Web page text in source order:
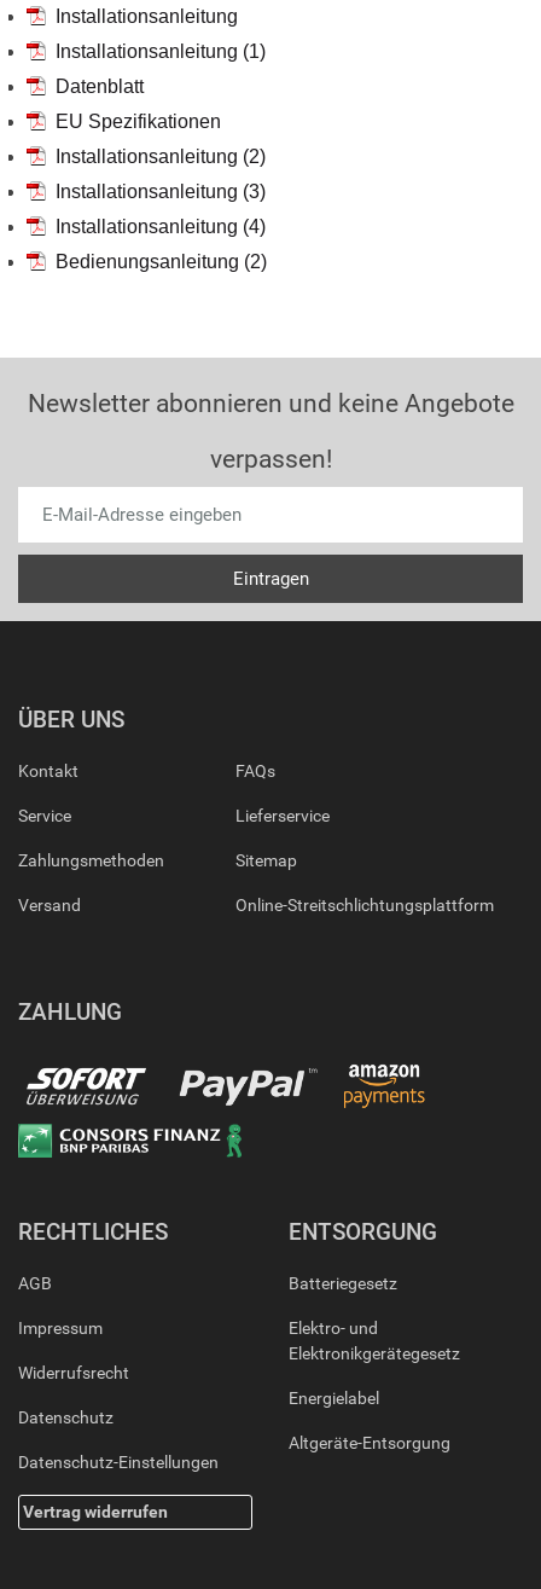
Installationsanleitung
Installationsanleitung (1)
Datenblatt
EU Spezifikationen
Installationsanleitung (2)
Installationsanleitung (3)
Installationsanleitung (4)
Bedienungsanleitung (2)
Newsletter abonnieren und keine Angebote
verpassen!
ÜBER UNS
Kontakt
Service
Zahlungsmethoden
Versand
FAQs
Lieferservice
Sitemap
Online-Streitschlichtungsplattform
ZAHLUNG
RECHTLICHES
AGB
Impressum
Widerrufsrecht
Datenschutz
Datenschutz-Einstellungen
Vertrag widerrufen
ENTSORGUNG
Batteriegesetz
Elektro- und
Elektronikgerätegesetz
Energielabel
Altgeräte-Entsorgung